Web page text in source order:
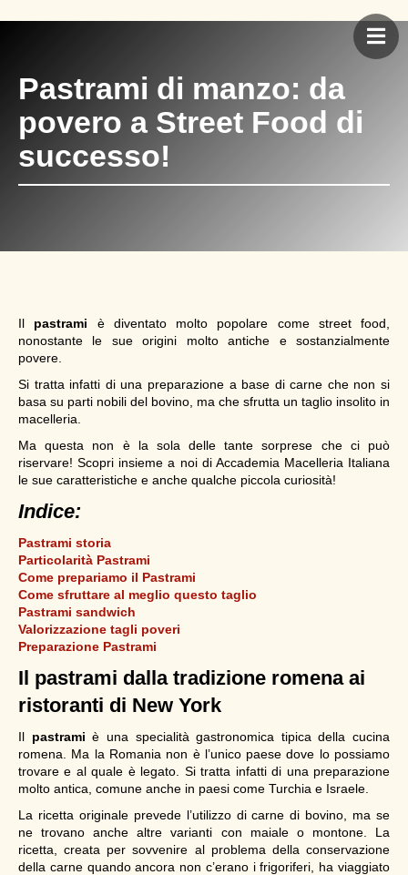
Pastrami di manzo: da
povero a Street Food di
successo!
Il pastrami è diventato molto popolare come street food,
nonostante le sue origini molto antiche e sostanzialmente
povere.
Si tratta infatti di una preparazione a base di carne che non si
basa su parti nobili del bovino, ma che sfrutta un taglio insolito in
macelleria.
Ma questa non è la sola delle tante sorprese che ci può
riservare! Scopri insieme a noi di Accademia Macelleria Italiana
le sue caratteristiche e anche qualche piccola curiosità!
Indice:
Pastrami storia
Particolarità Pastrami
Come prepariamo il Pastrami
Come sfruttare al meglio questo taglio
Pastrami sandwich
Valorizzazione tagli poveri
Preparazione Pastrami
Il pastrami dalla tradizione romena ai
ristoranti di New York
Il pastrami è una specialità gastronomica tipica della cucina
romena. Ma la Romania non è l’unico paese dove lo possiamo
trovare e al quale è legato. Si tratta infatti di una preparazione
molto antica, comune anche in paesi come Turchia e Israele.
La ricetta originale prevede l’utilizzo di carne di bovino, ma se
ne trovano anche altre varianti con maiale o montone. La
ricetta, creata per sovvenire al problema della conservazione
della carne quando ancora non c’erano i frigoriferi, ha viaggiato